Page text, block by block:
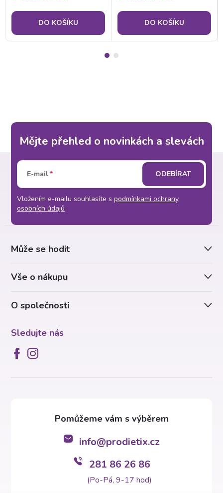
DO KOŠÍKU DO KOŠÍKU
Mějte přehled o novinkách a slevách
E-mail
Vložením e-mailu souhlasíte s podmínkami ochrany
osobních údajů
ODEBÍRAT
O společnosti
Sledujte nás
Může se hodit
Vše o nákupu
info@prodietix.cz
281 86 26 86
(Po-Pá, 9-17 hod)